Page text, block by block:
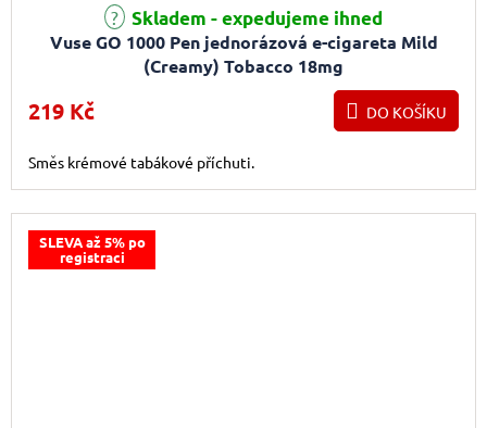
Vuse GO 1000 Pen jednorázová e-cigareta Mild
(Creamy) Tobacco 18mg
Průměrné hodnocení produktu je 5,0 z 5 hvězdiček.
Skladem - expedujeme ihned
219 Kč DO KOŠÍKU
Směs krémové tabákové příchuti.
SLEVA až 5% po
registraci